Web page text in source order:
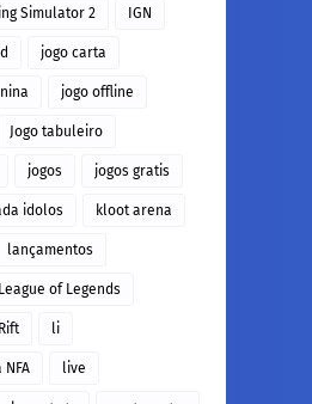
Simulator 2 IGN
jogo carta
jogo offline
Jogo tabuleiro
jogos jogos gratis
idolos kloot arena
lançamentos
League of Legends
li
NFA live